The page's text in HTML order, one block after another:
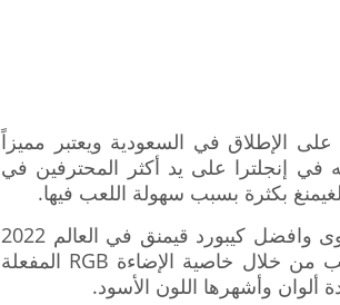
على الإطلاق في السعودية ويعتبر مميزاً
إنجلترا على يد أكثر المحترفين في
بكثرة بسبب سهولة اللعب فيها.
اقوى وافضل كيبورد قيمنق في العالم 2022
فإنك تستطيع توفير أجواء أكثر من رائعة وفريدة للعب من خلال خاصية الإضاءة RGB المفعلة
ألوان وأشهرها اللون الأسود.